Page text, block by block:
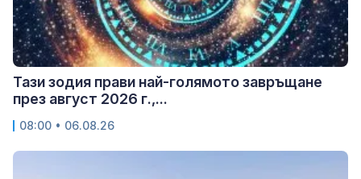
Тази зодия прави най-голямото завръщане
през август 2026 г.,...
08:00 • 06.08.26